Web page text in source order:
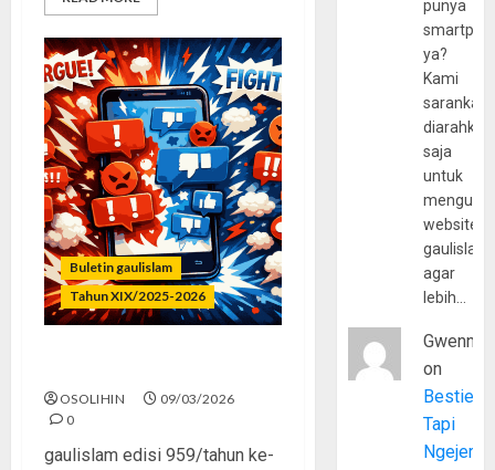
Buletin gaulislam
Tahun XIX/2025-2026
OSOLIHIN
09/03/2026
0
gaulislam edisi 959/tahun ke-
punya
ya?
Kami
sarankan,
diarahkan
saja
untuk
website
agar
lebih…
Gwenny
on
Bestie
Tapi